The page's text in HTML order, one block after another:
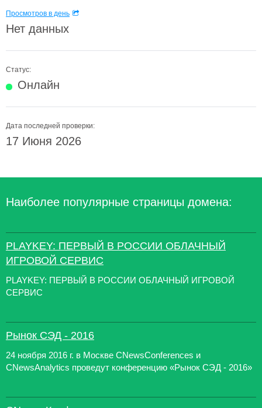
Просмотров в день
Нет данных
Статус:
Онлайн
Дата последней проверки:
17 Июня 2026
Наиболее популярные страницы домена:
PLAYKEY: ПЕРВЫЙ В РОССИИ ОБЛАЧНЫЙ
ИГРОВОЙ СЕРВИС
PLAYKEY: ПЕРВЫЙ В РОССИИ ОБЛАЧНЫЙ ИГРОВОЙ
СЕРВИС
Рынок СЭД - 2016
24 ноября 2016 г. в Москве CNewsConferences и
CNewsAnalytics проведут конференцию «Рынок СЭД - 2016»